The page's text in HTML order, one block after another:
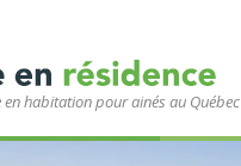
en habitation pour ainés au Québec